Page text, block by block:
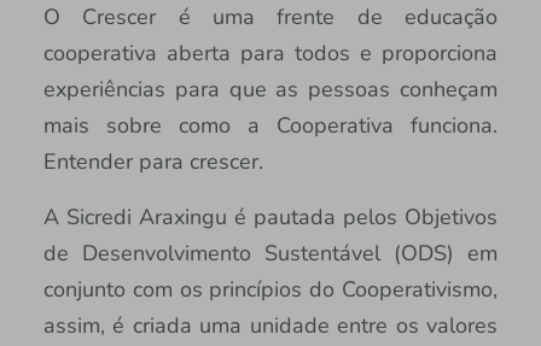
O Crescer é uma frente de educação
cooperativa aberta para todos e proporciona
experiências para que as pessoas conheçam
mais sobre como a Cooperativa funciona.
Entender para crescer.
A Sicredi Araxingu é pautada pelos Objetivos
de Desenvolvimento Sustentável (ODS) em
conjunto com os princípios do Cooperativismo,
assim, é criada uma unidade entre os valores